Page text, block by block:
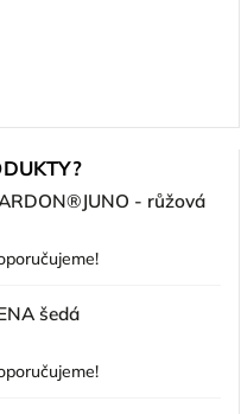
- růžová
šedá